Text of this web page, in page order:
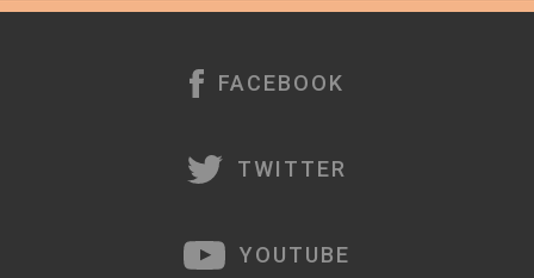
FACEBOOK
TWITTER
YOUTUBE